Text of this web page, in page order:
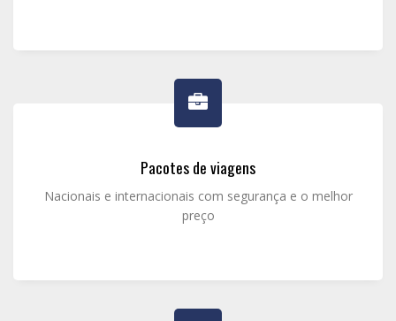
Pacotes de viagens
Nacionais e internacionais com segurança e o melhor
preço